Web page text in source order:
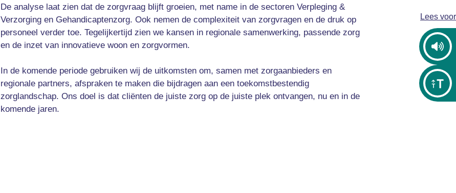
Lees voor
De analyse laat zien dat de zorgvraag blijft groeien, met name in de sectoren Verpleging &
Verzorging en Gehandicaptenzorg. Ook nemen de complexiteit van zorgvragen en de druk op
personeel verder toe. Tegelijkertijd zien we kansen in regionale samenwerking, passende zorg
en de inzet van innovatieve woon en zorgvormen.
In de komende periode gebruiken wij de uitkomsten om, samen met zorgaanbieders en
regionale partners, afspraken te maken die bijdragen aan een toekomstbestendig
zorglandschap. Ons doel is dat cliënten de juiste zorg op de juiste plek ontvangen, nu en in de
komende jaren.